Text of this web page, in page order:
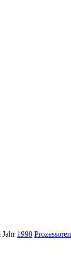
Jahr 1998 Prozessoren